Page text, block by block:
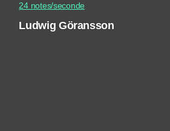
24 notes/seconde
Ludwig Göransson